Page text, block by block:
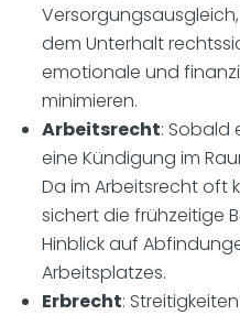
dem Unterhalt
emotionale und
minimieren.
Arbeitsrecht: Sobald
eine Kündigung im
Da im Arbeitsrecht oft
sichert die frühzeitige
Hinblick auf
Arbeitsplatzes.
Erbrecht: